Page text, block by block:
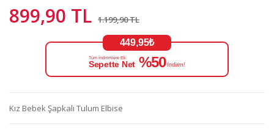
899,90 TL 1.199,90 TL
449,95₺
Tüm İndirimlere Ek
Sepette Net %50 İndirim!
Kız Bebek Şapkalı Tulum Elbise